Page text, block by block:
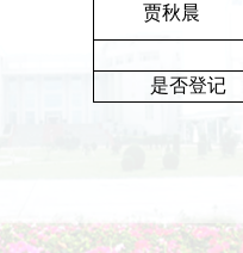
贾秋晨
是否登记